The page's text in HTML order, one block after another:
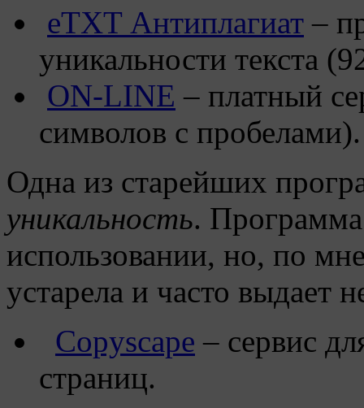
eTXT Антиплагиат –
уникальности текста
ON-LINE – платный
символов с пробелами).
Одна из старейших
уникальность. Программа
использовании, но, по
устарела и часто выдает
Copyscape – сервис
страниц.